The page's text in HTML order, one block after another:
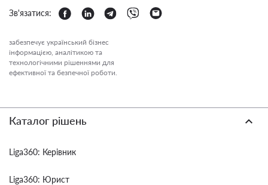
Зв'язатися:
забезпечує український бізнес
інформацією, аналітикою та
технологічними рішеннями для
ефективної та безпечної роботи.
Каталог рішень
Liga360: Керівник
Liga360: Юрист